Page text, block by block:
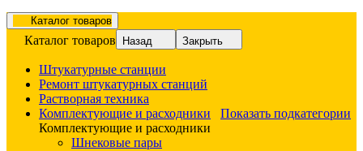
Каталог товаров
Каталог товаров Назад Закрыть
Штукатурные станции
Ремонт штукатурных станций
Растворная техника
Комплектующие и расходники
Показать подкатегории
Комплектующие и расходники
Шнековые пары